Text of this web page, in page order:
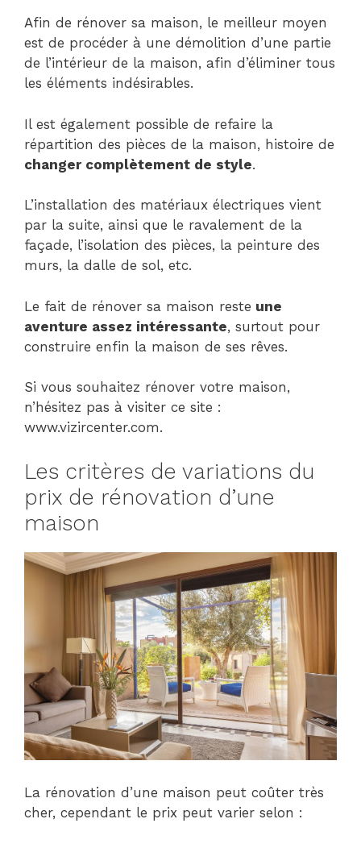
Afin de rénover sa maison, le meilleur moyen
est de procéder à une démolition d’une partie
de l’intérieur de la maison, afin d’éliminer tous
les éléments indésirables.
Il est également possible de refaire la
répartition des pièces de la maison, histoire de
changer complètement de style.
L’installation des matériaux électriques vient
par la suite, ainsi que le ravalement de la
façade, l’isolation des pièces, la peinture des
murs, la dalle de sol, etc.
Le fait de rénover sa maison reste une
aventure assez intéressante, surtout pour
construire enfin la maison de ses rêves.
Si vous souhaitez rénover votre maison,
n’hésitez pas à visiter ce site :
www.vizircenter.com.
Les critères de variations du
prix de rénovation d’une
maison
La rénovation d’une maison peut coûter très
cher, cependant le prix peut varier selon :